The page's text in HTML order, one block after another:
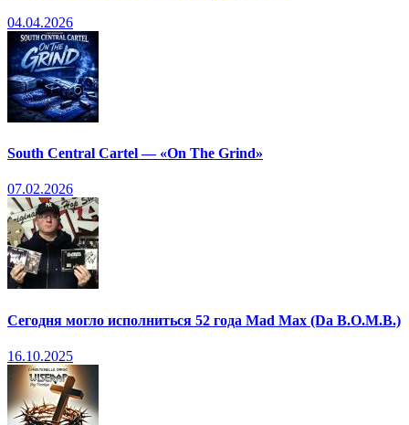
04.04.2026
South Central Cartel — «On The Grind»
07.02.2026
Сегодня могло исполниться 52 года Mad Max (Da B.O.M.B.)
16.10.2025